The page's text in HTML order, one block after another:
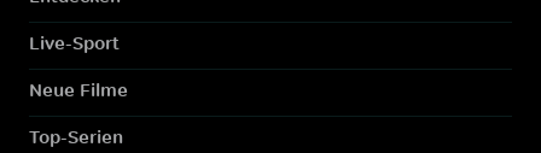
Live-Sport
Neue Filme
Top-Serien